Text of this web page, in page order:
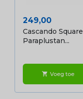
Prijs
249,00
Cascando Square
Paraplustan...
shopping_cart Voeg toe